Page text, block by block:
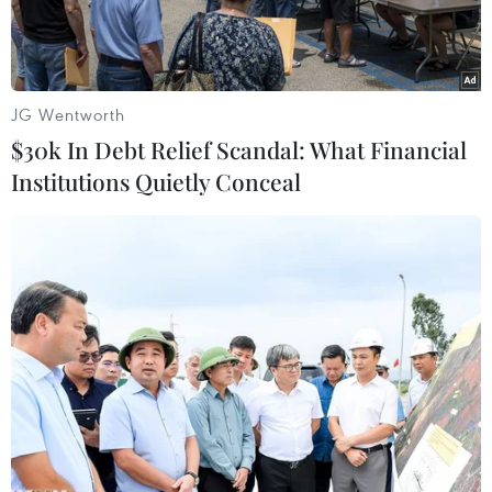
mạnh.
Lễ ký kết diễn ra tại Bộ Nông nghiệp và Phát triển nông thôn.
(Ảnh: Đại sứ quán New Zealand cung cấp)
Ngày 24/2/2021, Việt Nam và New Zealand đã
chính thức ký kết Thỏa thuận Hợp tác trong lĩnh
vực nông nghiệp tại buổi Đối thoại Nông nghiệp
JG Wentworth
$30k In Debt Relief Scandal: What Financial
Institutions Quietly Conceal